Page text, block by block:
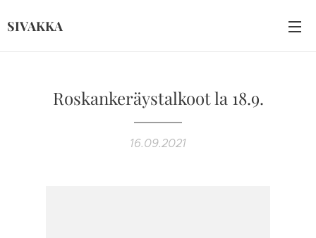
SIVAKKA
Roskankeräystalkoot la 18.9.
16.09.2021